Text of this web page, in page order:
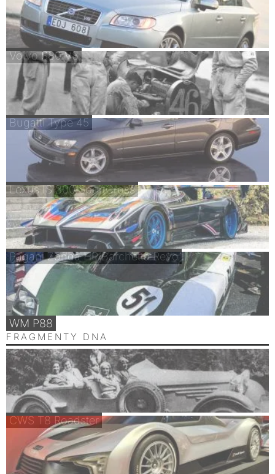
Volvo S80 V8
Bugatti Type 45
Lexus IS 300 SportCross
Pagani Zonda HP Barchetta Revo
WM P88
FRAGMENTY DNA
CWS T8 Roadster